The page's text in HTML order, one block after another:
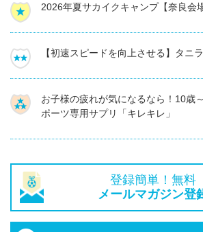
2026年夏サカイクキャンプ【奈良会場
【初速スピードを向上させる】タニ
お子様の疲れが気になるなら！10歳
ポーツ専用サプリ「キレキレ」
登録簡単！無料
メールマガジン登